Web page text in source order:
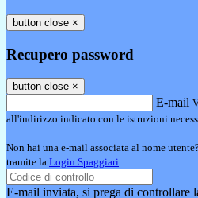
button close ×
Recupero password
button close ×
E-mail
all'indirizzo indicato con le istruzioni
Non hai una e-mail associata al nome
tramite la Login Spaggiari
E-mail inviata, si prega di controllare